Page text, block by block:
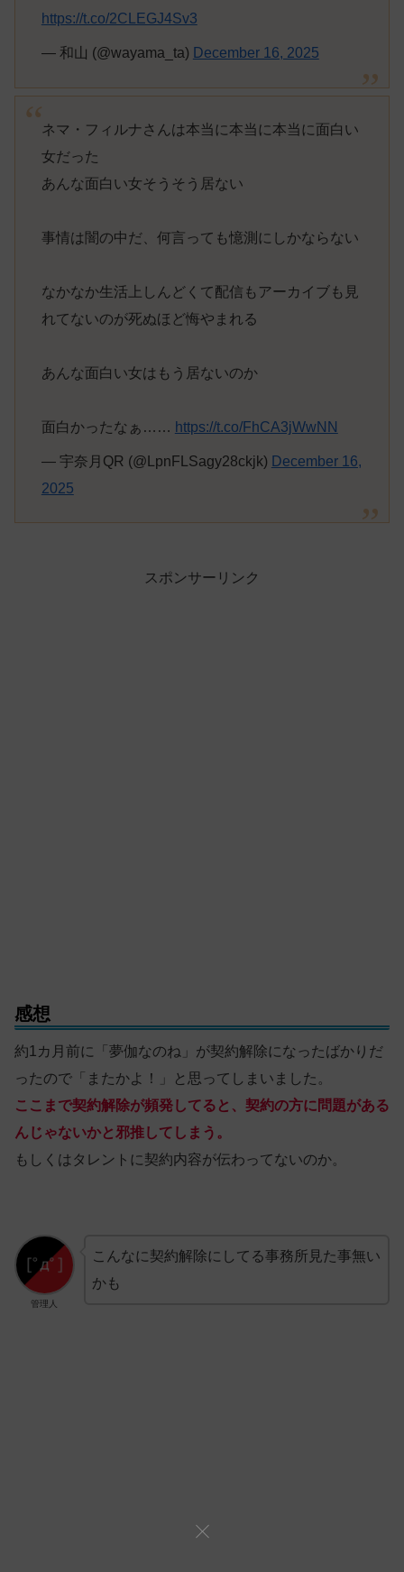
https://t.co/2CLEGJ4Sv3
— 和山 (@wayama_ta) December 16, 2025
ネマ・フィルナさんは本当に本当に本当に面白い
女だった
あんな面白い女そうそう居ない
事情は闇の中だ、何言っても憶測にしかならない
なかなか生活上しんどくて配信もアーカイブも見
れてないのが死ぬほど悔やまれる
あんな面白い女はもう居ないのか
面白かったなぁ…… https://t.co/FhCA3jWwNN
— 宇奈月QR (@LpnFLSagy28ckjk) December 16,
2025
スポンサーリンク
感想
約1カ月前に「夢伽なのね」が契約解除になったばかりだ
ったので「またかよ！」と思ってしまいました。
ここまで契約解除が頻発してると、契約の方に問題がある
んじゃないかと邪推してしまう。
もしくはタレントに契約内容が伝わってないのか。
管理人
こんなに契約解除にしてる事務所見た事無い
かも